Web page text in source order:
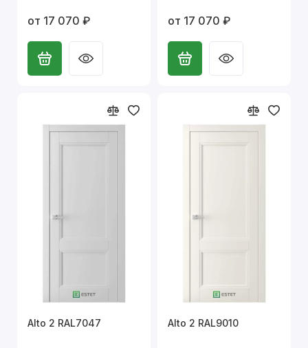
от 17 070 ₽ от 17 070 ₽
Alto 2 RAL7047 Alto 2 RAL9010